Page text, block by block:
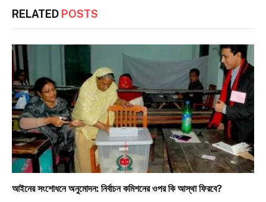
RELATED POSTS
আইনের সংশোধনে অনুমোদন: নির্বাচন কমিশনের ওপর কি আস্থা ফিরবে?